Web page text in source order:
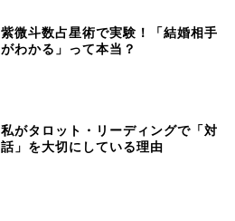
紫微斗数占星術で実験！「結婚相手
がわかる」って本当？
私がタロット・リーディングで「対
話」を大切にしている理由